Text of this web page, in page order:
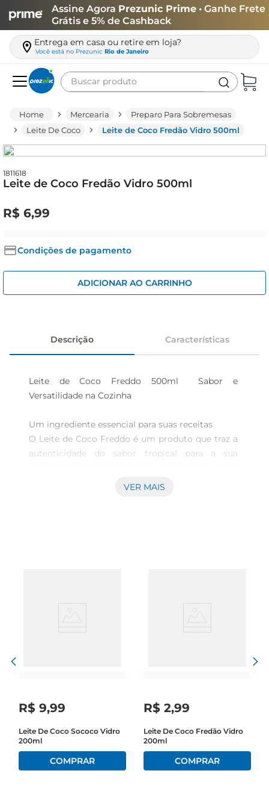
Assine Agora Prezunic Prime • Ganhe Frete
Grátis e 5% de Cashback
Entrega em casa ou retire em loja?
Você está no Prezunic Rio de Janeiro
Buscar produto
Mercearia
Preparo Para Sobremesas
Leite De Coco
Leite de Coco Fredão Vidro 500ml
1811618
Leite de Coco Fredão Vidro 500ml
R$ 6,99
Condições de pagamento
ADICIONAR AO CARRINHO
Descrição Características
Leite de Coco Freddo 500ml  Sabor e
Versatilidade na Cozinha
Um ingrediente essencial para suas receitas
O Leite de Coco Freddo é um produto que traz a
autenticidade do sabor tropical para a sua
ideal para quem busca enriquecer pratos doces e
de Coco Freddo garante um sabor intenso e uma
enriquece o valor nutricional dos pratos.
Versatilidade na cozinha
Este leite de coco é extremamente versátil e
pode ser utilizado em uma variedade de receitas.
VER MAIS
R$ 9,99
Leite De Coco Sococo Vidro
200ml
R$ 2,99
Leite De Coco Fredão Vidro
200ml
leite
queijo
biscoito
arroz
iogurte